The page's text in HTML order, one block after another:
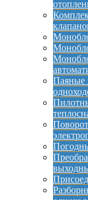
Паяные